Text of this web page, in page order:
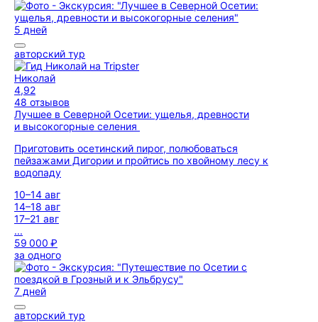
5 дней
авторский тур
Николай
4,92
48 отзывов
Лучшее в Северной Осетии: ущелья, древности
и высокогорные селения
Приготовить осетинский пирог, полюбоваться
пейзажами Дигории и пройтись по хвойному лесу к
водопаду
10–14 авг
14–18 авг
17–21 авг
...
59 000 ₽
за одного
7 дней
авторский тур